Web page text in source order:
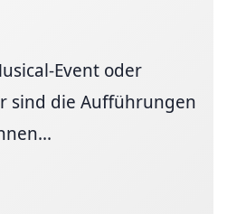
Event oder
sind die Aufführungen